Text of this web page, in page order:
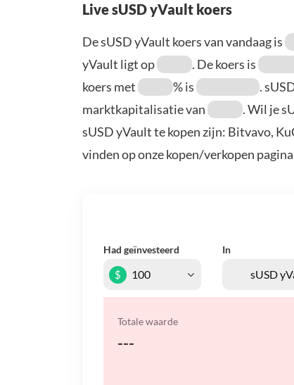
Live sUSD yVault koers
De sUSD yVault koers van vandaag is
yVault ligt op
. De koers is
koers met
% is .
marktkapitalisatie van
. Wil je
sUSD yVault te kopen zijn: Bitvavo,
vinden op onze kopen/verkopen
Had geïnvesteerd In
$
Totale waarde
---